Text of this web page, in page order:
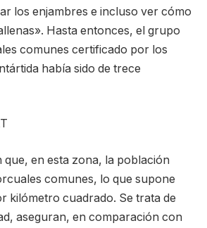
los enjambres e incluso ver cómo
Hasta entonces, el grupo
comunes certificado por los
había sido de trece
que, en esta zona, la población
comunes, lo que supone
kilómetro cuadrado. Se trata de
aseguran, en comparación con